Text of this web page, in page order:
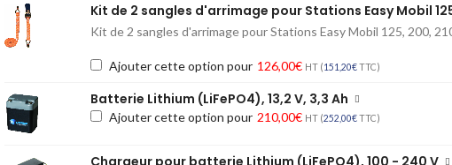
Kit de 2 sangles d'arrimage pour Stations Easy Mobil
Kit de 2 sangles d'arrimage pour Stations Easy Mobil 125, 200,
Ajouter cette option pour 126,00€ HT (151,20€TTC)
Batterie Lithium (LiFePO4), 13,2 V, 3,3 Ah
Ajouter cette option pour 210,00€ HT (252,00€TTC)